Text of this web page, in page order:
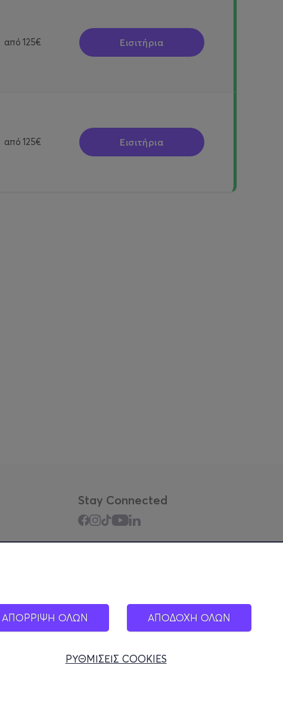
ΑΠΟΡΡΙΨΗ ΟΛΩΝ ΑΠΟΔΟΧΗ ΟΛΩΝ
ΡΥΘΜΙΣΕΙΣ COOKIES
από 125€ Εισιτήρια
από 125€ Εισιτήρια
Stay Connected